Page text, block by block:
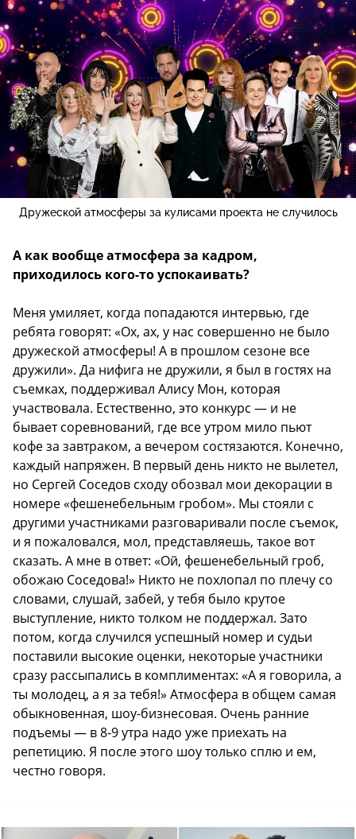
Дружеской атмосферы за кулисами проекта не случилось
А как вообще атмосфера за кадром,
приходилось кого-то успокаивать?
Меня умиляет, когда попадаются интервью, где
ребята говорят: «Ох, ах, у нас совершенно не было
дружеской атмосферы! А в прошлом сезоне все
дружили». Да нифига не дружили, я был в гостях на
съемках, поддерживал Алису Мон, которая
участвовала. Естественно, это конкурс — и не
бывает соревнований, где все утром мило пьют
кофе за завтраком, а вечером состязаются. Конечно,
каждый напряжен. В первый день никто не вылетел,
но Сергей Соседов сходу обозвал мои декорации в
номере «фешенебельным гробом». Мы стояли с
другими участниками разговаривали после съемок,
и я пожаловался, мол, представляешь, такое вот
сказать. А мне в ответ: «Ой, фешенебельный гроб,
обожаю Соседова!» Никто не похлопал по плечу со
словами, слушай, забей, у тебя было крутое
выступление, никто толком не поддержал. Зато
потом, когда случился успешный номер и судьи
поставили высокие оценки, некоторые участники
сразу рассыпались в комплиментах: «А я говорила, а
ты молодец, а я за тебя!» Атмосфера в общем самая
обыкновенная, шоу-бизнесовая. Очень ранние
подъемы — в 8-9 утра надо уже приехать на
репетицию. Я после этого шоу только сплю и ем,
честно говоря.